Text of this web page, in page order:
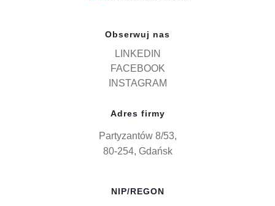
Obserwuj nas
LINKEDIN
FACEBOOK
INSTAGRAM
Adres firmy
Partyzantów 8/53,
80-254, Gdańsk
NIP/REGON